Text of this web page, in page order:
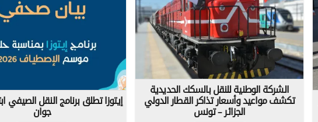
الشركة الوطنية للنقل بالسكك الحديدية
تكشف مواعيد وأسعار تذاكر القطار الدولي
الجزائر – تونس جوان